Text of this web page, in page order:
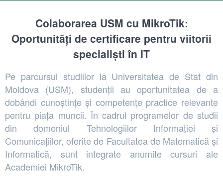
Colaborarea USM cu MikroTik:
Oportunități de certificare pentru viitorii
specialiști în IT
Pe parcursul studiilor la Universitatea de Stat din
Moldova (USM), studenții au oportunitatea de a
dobândi cunoștințe și competențe practice relevante
pentru piața muncii. În cadrul programelor de studii
din domeniul Tehnologiilor Informației și
Comunicațiilor, oferite de Facultatea de Matematică și
Informatică, sunt integrate anumite cursuri ale
Academiei MikroTik.